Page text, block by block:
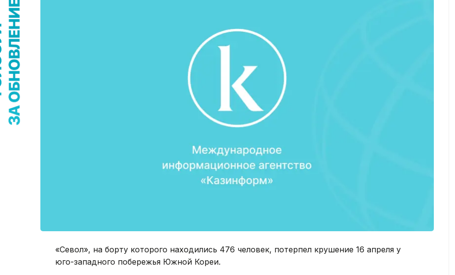
«Севол», на борту которого находились 476 человек, потерпел крушение 16 апреля у
юго-западного побережья Южной Кореи.